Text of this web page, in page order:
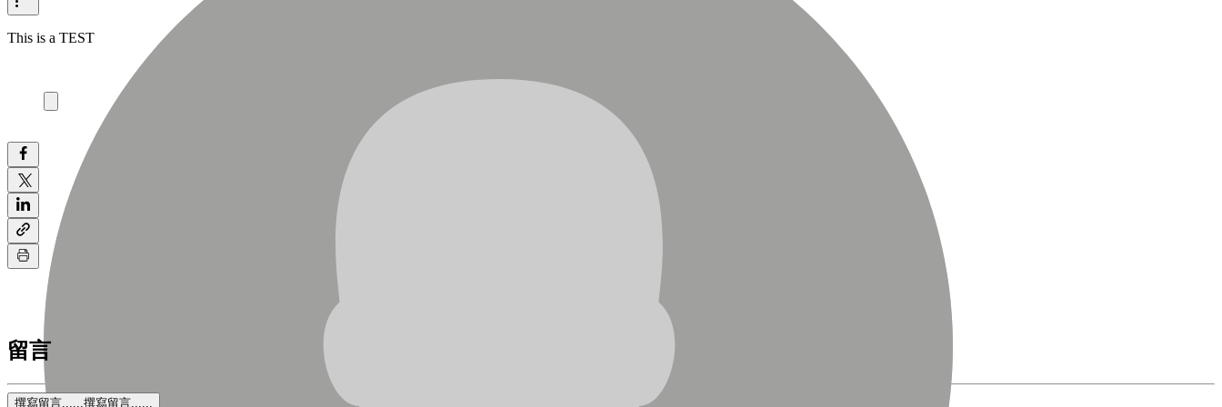
This is a TEST
留言
撰寫留言......撰寫留言......